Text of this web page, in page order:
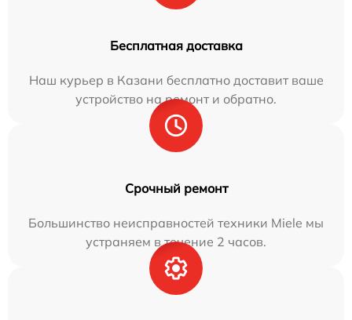
Бесплатная доставка
Наш курьер в Казани бесплатно доставит ваше
устройство на ремонт и обратно.
Срочный ремонт
Большинство неисправностей техники Miele мы
устраняем в течение 2 часов.